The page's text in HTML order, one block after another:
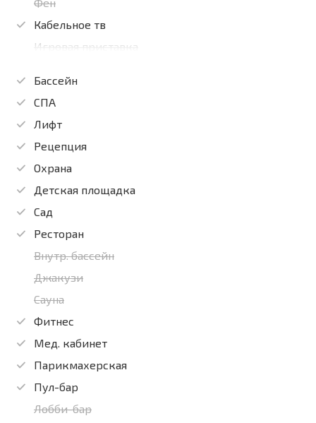
Кабельное тв
Игровая приставка
Бассейн
СПА
Лифт
Рецепция
Охрана
Детская площадка
Сад
Ресторан
Внутр. бассейн
Джакузи
Сауна
Фитнес
Мед. кабинет
Парикмахерская
Пул-бар
Лобби-бар